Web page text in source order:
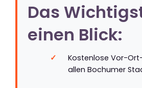
Das
einen Blick:
Kostenlose Vor-
allen Bochumer